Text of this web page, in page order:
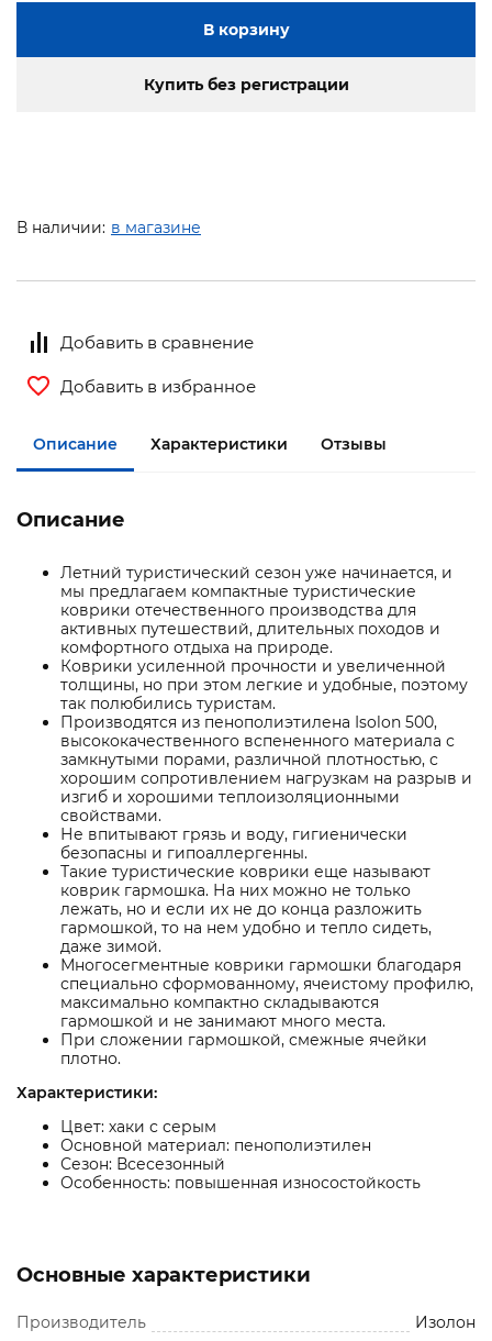
В корзину
Купить без регистрации
В наличии: в магазине
Добавить в сравнение
Добавить в избранное
Описание Характеристики Отзывы
Описание
Летний туристический сезон уже начинается, и
мы предлагаем компактные туристические
коврики отечественного производства для
активных путешествий, длительных походов и
комфортного отдыха на природе.
Коврики усиленной прочности и увеличенной
толщины, но при этом легкие и удобные, поэтому
так полюбились туристам.
Производятся из пенополиэтилена Isolon 500,
высококачественного вспененного материала с
замкнутыми порами, различной плотностью, с
хорошим сопротивлением нагрузкам на разрыв и
изгиб и хорошими теплоизоляционными
свойствами.
Не впитывают грязь и воду, гигиенически
безопасны и гипоаллергенны.
Такие туристические коврики еще называют
коврик гармошка. На них можно не только
лежать, но и если их не до конца разложить
гармошкой, то на нем удобно и тепло сидеть,
даже зимой.
Многосегментные коврики гармошки благодаря
специально сформованному, ячеистому профилю,
максимально компактно складываются
гармошкой и не занимают много места.
При сложении гармошкой, смежные ячейки
плотно.
Характеристики:
Цвет: хаки с серым
Основной материал: пенополиэтилен
Сезон: Всесезонный
Особенность: повышенная износостойкость
Основные характеристики
Производитель Изолон